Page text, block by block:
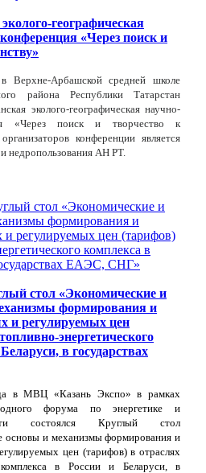
географическая
«Через поиск и
Верхне-Арбашской средней школе
района Республики Татарстан
эколого-географическая научно-
«Через поиск и творчество к
конференции является
недропользования АН РТ.
стол «Экономические и
формирования и
и регулируемых цен
энергетического
в государствах
в МВЦ «Казань Экспо» в рамках
форума по энергетике и
состоялся Круглый стол
основы и механизмы формирования и
цен (тарифов) в отраслях
комплекса в России и Беларуси, в